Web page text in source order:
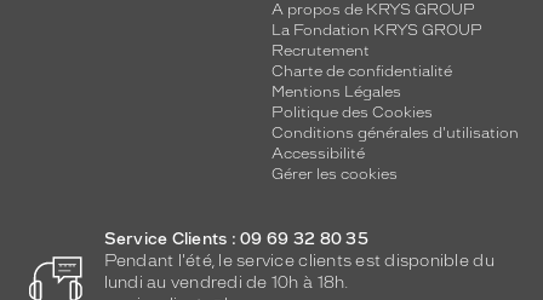
A propos de KRYS GROUP
La Fondation KRYS GROUP
Recrutement
Charte de confidentialité
Mentions Légales
Politique des Cookies
Conditions générales d'utilisation
Accessibilité
Gérer les cookies
Service Clients : 09 69 32 80 35
Pendant l'été, le service clients est disponible du
lundi au vendredi de 10h à 18h.